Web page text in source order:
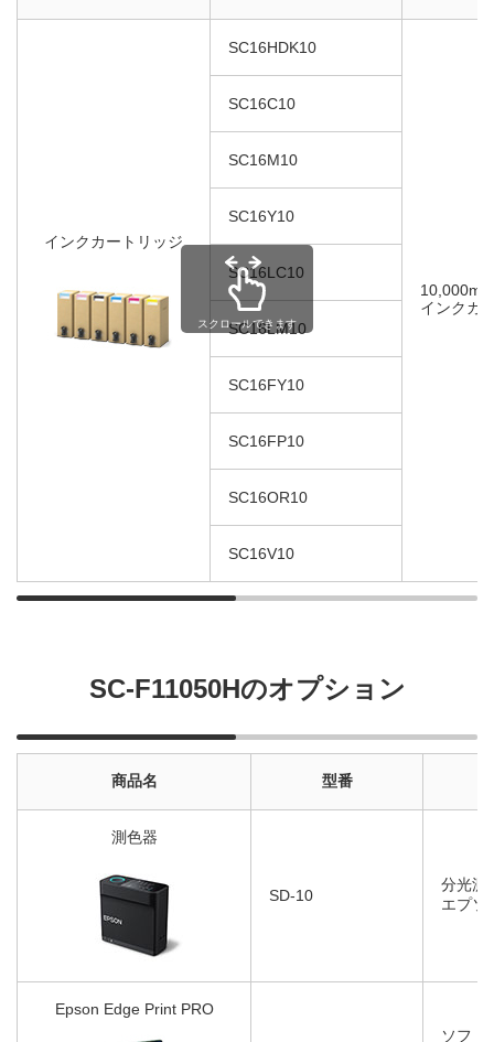
インクカートリッジ
SC16HDK10
10,000ml
インクカ
SC16C10
SC16M10
SC16Y10
SC16LC10
SC16LM10
SC16FY10
SC16FP10
SC16OR10
SC16V10
スクロールできます
SC-F11050Hのオプション
商品名 型番
測色器
SD-10
分光測
エプソ
Epson Edge Print PRO
ソフト